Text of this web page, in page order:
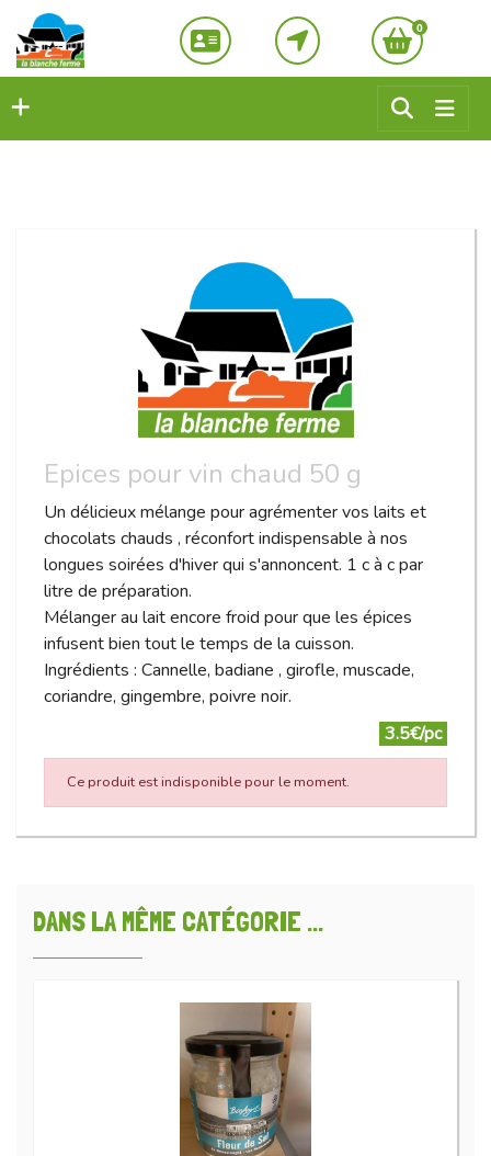
0
Epices pour vin chaud 50 g
Un délicieux mélange pour agrémenter vos laits et
chocolats chauds , réconfort indispensable à nos
longues soirées d'hiver qui s'annoncent. 1 c à c par
litre de préparation.
Mélanger au lait encore froid pour que les épices
infusent bien tout le temps de la cuisson.
Ingrédients : Cannelle, badiane , girofle, muscade,
coriandre, gingembre, poivre noir.
3.5€/pc
Ce produit est indisponible pour le moment.
DANS LA MÊME CATÉGORIE ...